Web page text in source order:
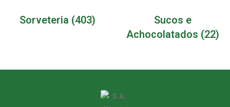
Sorveteria (403)
Sucos e
Achocolatados (22)